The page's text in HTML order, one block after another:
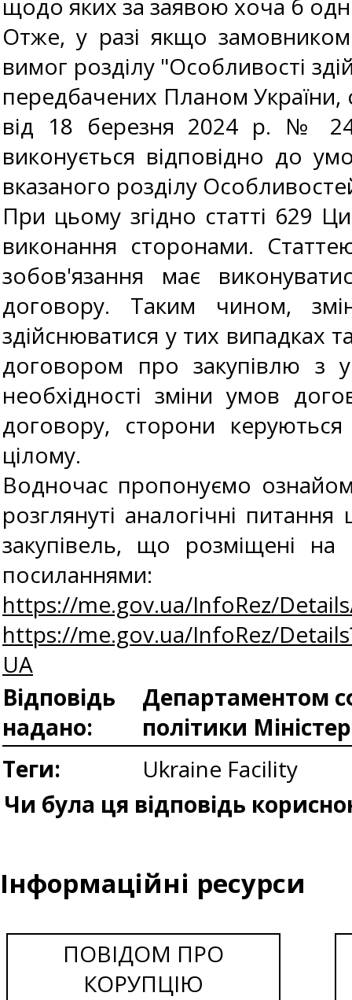
щодо яких за заявою хоча б
Отже, у разі якщо замовником
вимог розділу "Особливості
передбачених Планом України,
від 18 березня 2024 р. №
виконується відповідно до
вказаного розділу
При цьому згідно статті 629
виконання сторонами.
зобов'язання має
договору. Таким чином,
здійснюватися у тих випадках
договором про закупівлю з
необхідності зміни умов
договору, сторони
цілому.
Водночас пропонуємо
розглянуті аналогічні
закупівель, що розміщені на
посиланнями:
https://me.gov.ua/InfoRez/
https://me.gov.ua/InfoRez/
UA
Відповідь
надано:
Департаментом
політики
Теги:
Ukraine Facility
Чи була ця відповідь
Інформаційні ресурси
ПОВІДОМ ПРО
КОРУПЦІЮ